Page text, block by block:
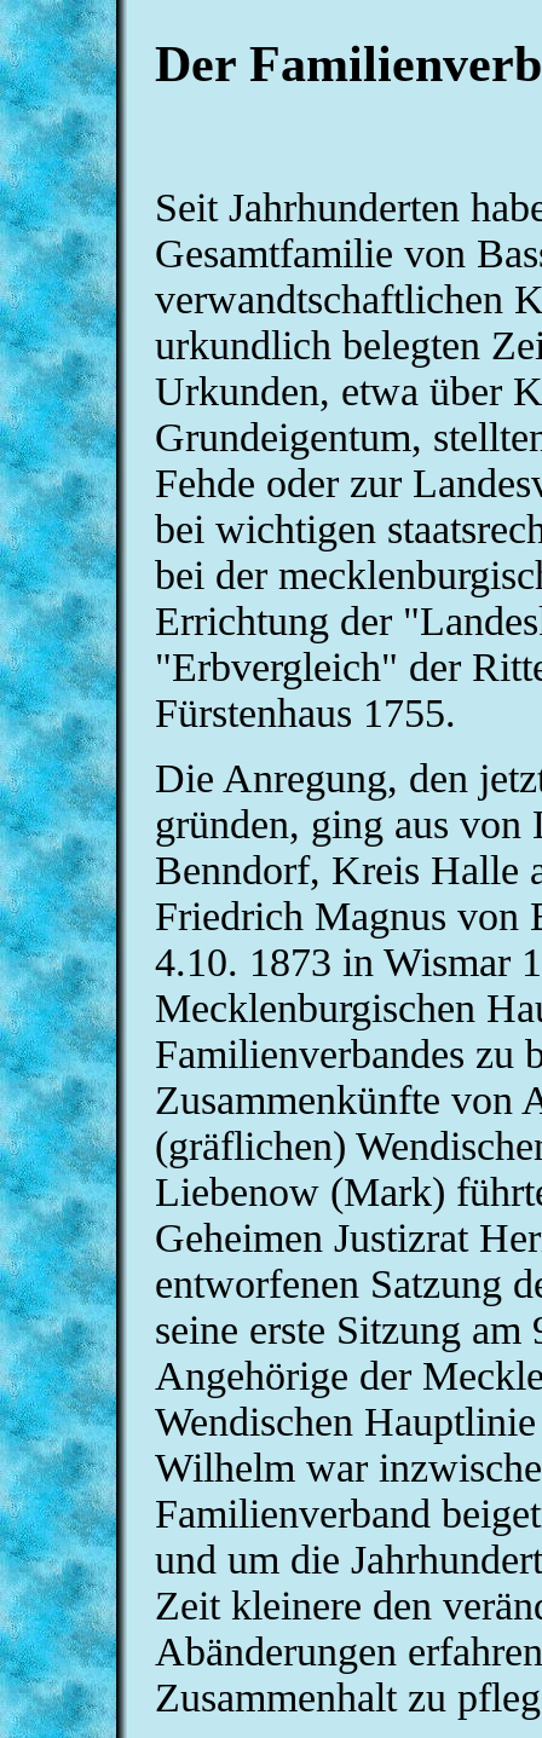
Der
Seit Jahrhunderten
Gesamtfamilie von
verwandtschaftlichen
urkundlich belegten
Urkunden, etwa über
Grundeigentum,
Fehde oder zur
bei wichtigen
bei der
Errichtung der
"Erbvergleich" der
Fürstenhaus 1755.
Die Anregung, den
gründen, ging aus
Benndorf, Kreis Halle
Friedrich Magnus von
4.10. 1873 in Wismar
Mecklenburgischen
Familienverbandes zu
Zusammenkünfte von
(gräflichen)
Liebenow (Mark)
Geheimen Justizrat
entworfenen Satzung
seine erste Sitzung
Angehörige der
Wendischen
Wilhelm war
Familienverband
und um die
Zeit kleinere den
Abänderungen
Zusammenhalt zu